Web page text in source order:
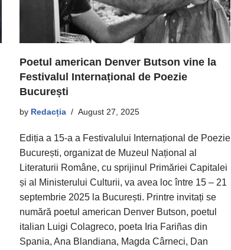
Poetul american Denver Butson vine la
Festivalul Internațional de Poezie
București
by Redacția August 27, 2025
Ediția a 15-a a Festivalului Internațional de Poezie
București, organizat de Muzeul Național al
Literaturii Române, cu sprijinul Primăriei Capitalei
și al Ministerului Culturii, va avea loc între 15 – 21
septembrie 2025 la București. Printre invitați se
numără poetul american Denver Butson, poetul
italian Luigi Colagreco, poeta Iria Fariñas din
Spania, Ana Blandiana, Magda Cârneci, Dan